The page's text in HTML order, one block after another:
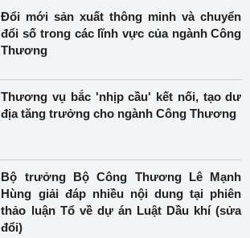
Đổi mới sản xuất thông minh và chuyển
đổi số trong các lĩnh vực của ngành Công
Thương
Thương vụ bắc 'nhịp cầu' kết nối, tạo dư
địa tăng trưởng cho ngành Công Thương
Bộ trưởng Bộ Công Thương Lê Mạnh
Hùng giải đáp nhiều nội dung tại phiên
thảo luận Tổ về dự án Luật Dầu khí (sửa
đổi)